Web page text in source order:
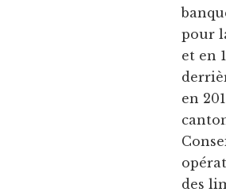
pour
et en
en
des